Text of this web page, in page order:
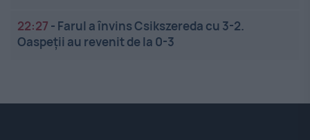
22:27 - Farul a învins Csikszereda cu 3-2.
Oaspeții au revenit de la 0-3